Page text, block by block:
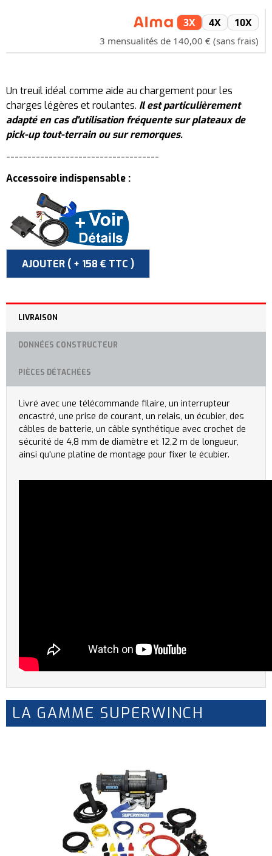
3X 4X 10X
3 mensualités de 140,00 € (sans frais)
Un treuil idéal comme aide au chargement pour les
charges légères et roulantes. Il est particulièrement
adapté en cas d'utilisation fréquente sur plateaux de
pick-up tout-terrain ou sur remorques.
------------------------------------
Accessoire indispensable :
LIVRAISON
DONNÉES CONSTRUCTEUR
PIÈCES DÉTACHÉES
Livré avec une télécommande filaire, un interrupteur
encastré, une prise de courant, un relais, un écubier, des
câbles de batterie, un câble synthétique avec crochet de
sécurité de 4,8 mm de diamètre et 12,2 m de longueur,
ainsi qu'une platine de montage pour fixer le écubier.
LA GAMME SUPERWINCH